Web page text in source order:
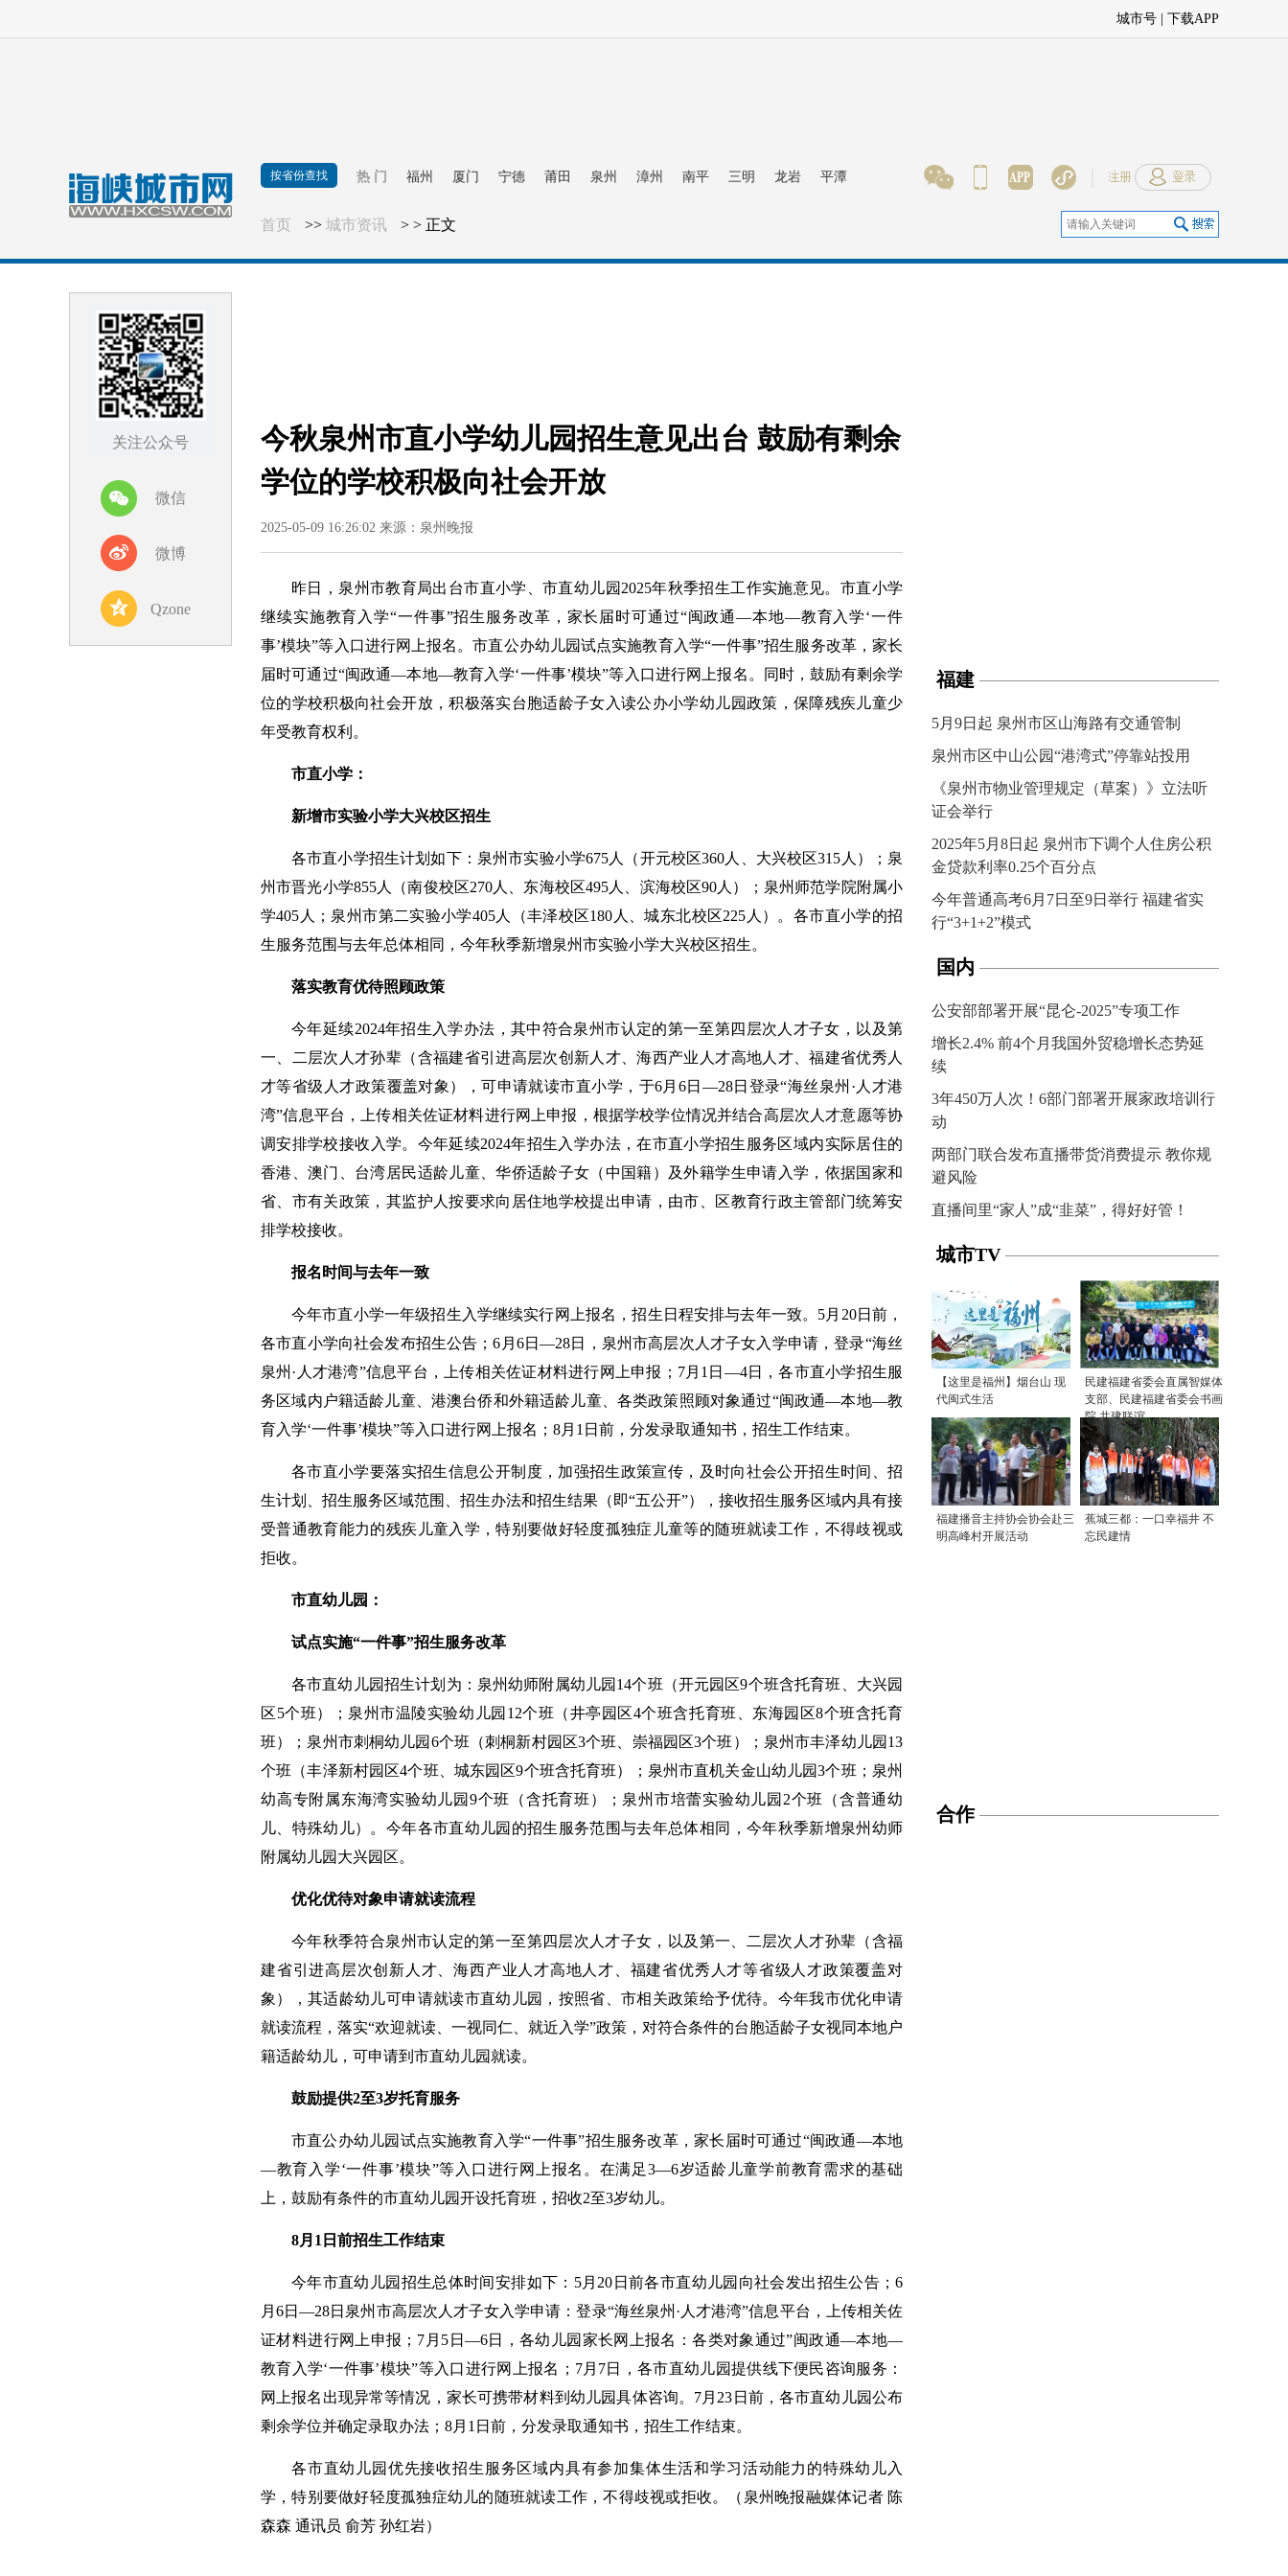
城市号 | 下载APP
按省份查找 热 门 福州 厦门 宁德 莆田 泉州 漳州 南平 三明 龙岩 平潭
首页 >> 城市资讯 > > 正文
关注公众号
微信
微博
Qzone
今秋泉州市直小学幼儿园招生意见出台 鼓励有剩余
学位的学校积极向社会开放
2025-05-09 16:26:02 来源：泉州晚报
昨日，泉州市教育局出台市直小学、市直幼儿园2025年秋季招生工作实施意见。市直小学
继续实施教育入学“一件事”招生服务改革，家长届时可通过“闽政通—本地—教育入学‘一件
事’模块”等入口进行网上报名。市直公办幼儿园试点实施教育入学“一件事”招生服务改革，家长
届时可通过“闽政通—本地—教育入学‘一件事’模块”等入口进行网上报名。同时，鼓励有剩余学
位的学校积极向社会开放，积极落实台胞适龄子女入读公办小学幼儿园政策，保障残疾儿童少
年受教育权利。
市直小学：
新增市实验小学大兴校区招生
各市直小学招生计划如下：泉州市实验小学675人（开元校区360人、大兴校区315人）；泉
州市晋光小学855人（南俊校区270人、东海校区495人、滨海校区90人）；泉州师范学院附属小
学405人；泉州市第二实验小学405人（丰泽校区180人、城东北校区225人）。各市直小学的招
生服务范围与去年总体相同，今年秋季新增泉州市实验小学大兴校区招生。
落实教育优待照顾政策
今年延续2024年招生入学办法，其中符合泉州市认定的第一至第四层次人才子女，以及第
一、二层次人才孙辈（含福建省引进高层次创新人才、海西产业人才高地人才、福建省优秀人
才等省级人才政策覆盖对象），可申请就读市直小学，于6月6日—28日登录“海丝泉州·人才港
湾”信息平台，上传相关佐证材料进行网上申报，根据学校学位情况并结合高层次人才意愿等协
调安排学校接收入学。今年延续2024年招生入学办法，在市直小学招生服务区域内实际居住的
香港、澳门、台湾居民适龄儿童、华侨适龄子女（中国籍）及外籍学生申请入学，依据国家和
省、市有关政策，其监护人按要求向居住地学校提出申请，由市、区教育行政主管部门统筹安
排学校接收。
报名时间与去年一致
今年市直小学一年级招生入学继续实行网上报名，招生日程安排与去年一致。5月20日前，
各市直小学向社会发布招生公告；6月6日—28日，泉州市高层次人才子女入学申请，登录“海丝
泉州·人才港湾”信息平台，上传相关佐证材料进行网上申报；7月1日—4日，各市直小学招生服
务区域内户籍适龄儿童、港澳台侨和外籍适龄儿童、各类政策照顾对象通过“闽政通—本地—教
育入学‘一件事’模块”等入口进行网上报名；8月1日前，分发录取通知书，招生工作结束。
各市直小学要落实招生信息公开制度，加强招生政策宣传，及时向社会公开招生时间、招
生计划、招生服务区域范围、招生办法和招生结果（即“五公开”），接收招生服务区域内具有接
受普通教育能力的残疾儿童入学，特别要做好轻度孤独症儿童等的随班就读工作，不得歧视或
拒收。
市直幼儿园：
试点实施“一件事”招生服务改革
各市直幼儿园招生计划为：泉州幼师附属幼儿园14个班（开元园区9个班含托育班、大兴园
区5个班）；泉州市温陵实验幼儿园12个班（井亭园区4个班含托育班、东海园区8个班含托育
班）；泉州市刺桐幼儿园6个班（刺桐新村园区3个班、崇福园区3个班）；泉州市丰泽幼儿园13
个班（丰泽新村园区4个班、城东园区9个班含托育班）；泉州市直机关金山幼儿园3个班；泉州
幼高专附属东海湾实验幼儿园9个班（含托育班）；泉州市培蕾实验幼儿园2个班（含普通幼
儿、特殊幼儿）。今年各市直幼儿园的招生服务范围与去年总体相同，今年秋季新增泉州幼师
附属幼儿园大兴园区。
优化优待对象申请就读流程
今年秋季符合泉州市认定的第一至第四层次人才子女，以及第一、二层次人才孙辈（含福
建省引进高层次创新人才、海西产业人才高地人才、福建省优秀人才等省级人才政策覆盖对
象），其适龄幼儿可申请就读市直幼儿园，按照省、市相关政策给予优待。今年我市优化申请
就读流程，落实“欢迎就读、一视同仁、就近入学”政策，对符合条件的台胞适龄子女视同本地户
籍适龄幼儿，可申请到市直幼儿园就读。
鼓励提供2至3岁托育服务
市直公办幼儿园试点实施教育入学“一件事”招生服务改革，家长届时可通过“闽政通—本地
—教育入学‘一件事’模块”等入口进行网上报名。在满足3—6岁适龄儿童学前教育需求的基础
上，鼓励有条件的市直幼儿园开设托育班，招收2至3岁幼儿。
8月1日前招生工作结束
今年市直幼儿园招生总体时间安排如下：5月20日前各市直幼儿园向社会发出招生公告；6
月6日—28日泉州市高层次人才子女入学申请：登录“海丝泉州·人才港湾”信息平台，上传相关佐
证材料进行网上申报；7月5日—6日，各幼儿园家长网上报名：各类对象通过”闽政通—本地—
教育入学‘一件事’模块”等入口进行网上报名；7月7日，各市直幼儿园提供线下便民咨询服务：
网上报名出现异常等情况，家长可携带材料到幼儿园具体咨询。7月23日前，各市直幼儿园公布
剩余学位并确定录取办法；8月1日前，分发录取通知书，招生工作结束。
各市直幼儿园优先接收招生服务区域内具有参加集体生活和学习活动能力的特殊幼儿入
学，特别要做好轻度孤独症幼儿的随班就读工作，不得歧视或拒收。（泉州晚报融媒体记者 陈
森森 通讯员 俞芳 孙红岩）
福建
5月9日起 泉州市区山海路有交通管制
泉州市区中山公园“港湾式”停靠站投用
《泉州市物业管理规定（草案）》立法听
证会举行
2025年5月8日起 泉州市下调个人住房公积
金贷款利率0.25个百分点
今年普通高考6月7日至9日举行 福建省实
行“3+1+2”模式
国内
公安部部署开展“昆仑-2025”专项工作
增长2.4% 前4个月我国外贸稳增长态势延
续
3年450万人次！6部门部署开展家政培训行
动
两部门联合发布直播带货消费提示 教你规
避风险
直播间里“家人”成“韭菜”，得好好管！
城市TV
【这里是福州】烟台山 现
代闽式生活
民建福建省委会直属智媒体
支部、民建福建省委会书画
院 共建联谊
福建播音主持协会协会赴三
明高峰村开展活动
蕉城三都：一口幸福井 不
忘民建情
合作